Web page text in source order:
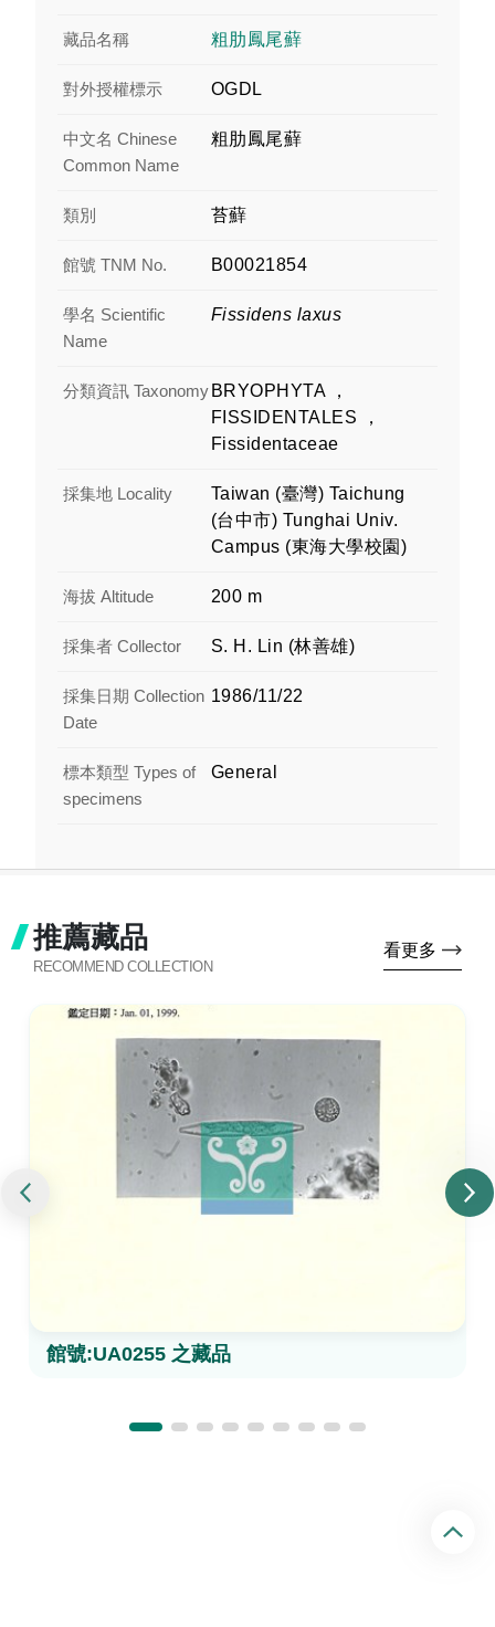
藏品名稱 粗肋鳳尾蘚
對外授權標示 OGDL
中文名 Chinese
Common Name
粗肋鳳尾蘚
類別 苔蘚
館號 TNM No. B00021854
學名 Scientific
Name
Fissidens laxus
分類資訊 Taxonomy BRYOPHYTA ，
FISSIDENTALES ，
Fissidentaceae
採集地 Locality
Taiwan (臺灣) Taichung
(台中市) Tunghai Univ.
Campus (東海大學校園)
海拔 Altitude 200 m
採集者 Collector S. H. Lin (林善雄)
採集日期 Collection
Date
1986/11/22
標本類型 Types of
specimens
General
推薦藏品
RECOMMEND COLLECTION
看更多
館號:UA0255 之藏品
回
頂
端